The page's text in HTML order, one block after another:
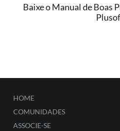
Baixe o Manual de Boas
HOME
COMUNIDADES
ASSOCIE-SE